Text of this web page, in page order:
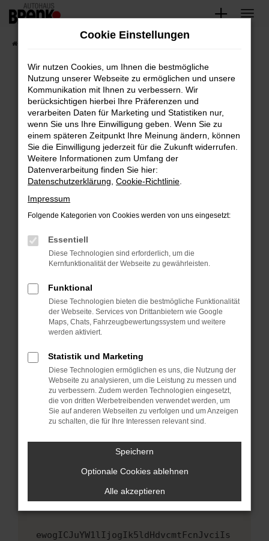
Zum
springen
Unsere Fahrzeuge
Fehler: Network Error
Beim Laden ist ein Fehler aufgetreten.
Hier sind ein paar Tipps, die dir helfen können:
Überprüfe deine Firewall und deine
Internetverbindung.
Laden andere Webseiten, zum Beispiel deine
Suchmaschine?
Prüfe deine Browsererweiterungen.
können das Laden bestimmter Seiten
verhindern. Funktioniert die Seite in einem
anderen Browser oder in einem privaten
Starte dein Gerät neu.
Das kann manchmal helfen, vorübergehende
Probleme zu beheben.
Betriebssystem auf dem neuesten Stand
sind.
Veraltete Software birgt nicht nur ein
Sicherheitsrisiko, sondern kann auch dazu
führen, dass bestimmte Funktionen nicht mehr
unterstützt werden.
Wende dich an den Webseitenbetreiber.
Wenn du alle oben genannten Schritte versucht
hast, kontaktiere uns bitte. Wir werden
versuchen, das Problem zu beheben. Du kannst
uns diesen Text schicken, um uns bei der
ewogICJuYW1lIjogIk5ldHdvcmtFcnJvciIs
Cookie Einstellungen
Wir nutzen Cookies, um Ihnen die bestmögliche
Nutzung unserer Webseite zu ermöglichen und unsere
Kommunikation mit Ihnen zu verbessern. Wir
berücksichtigen hierbei Ihre Präferenzen und
verarbeiten Daten für Marketing und Statistiken nur,
wenn Sie uns Ihre Einwilligung geben. Wenn Sie zu
einem späteren Zeitpunkt Ihre Meinung ändern, können
Sie die Einwilligung jederzeit für die Zukunft widerrufen.
Weitere Informationen zum Umfang der
Datenverarbeitung finden Sie hier:
Datenschutzerklärung Cookie-Richtlinie
Impressum
Folgende Kategorien von Cookies werden von uns eingesetzt:
Essentiell
Diese Technologien sind erforderlich, um die
Kernfunktionalität der Webseite zu gewährleisten.
Funktional
Diese Technologien bieten die bestmögliche Funktionalität
der Webseite. Services von Drittanbietern wie Google
Maps, Chats, Fahrzeugbewertungssystem und weitere
werden aktiviert.
Statistik und Marketing
Diese Technologien ermöglichen es uns, die Nutzung der
Webseite zu analysieren, um die Leistung zu messen und
zu verbessern. Zudem werden Technologien eingesetzt,
die von dritten Werbetreibenden verwendet werden, um
Sie auf anderen Webseiten zu verfolgen und um Anzeigen
zu schalten, die für Ihre Interessen relevant sind.
Speichern
Optionale Cookies ablehnen
Alle akzeptieren